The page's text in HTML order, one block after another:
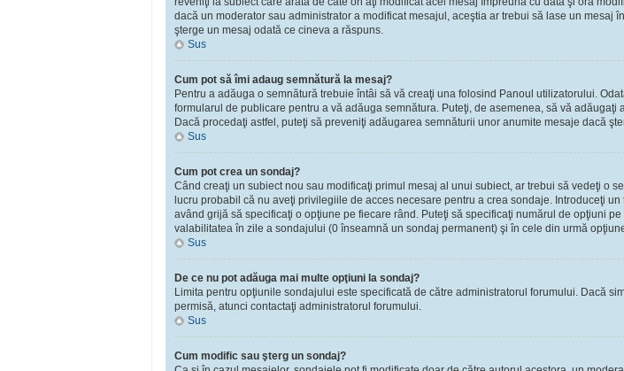
dacă un moderator sau administrator a modificat mesajul, aceştia ar trebui să lase un
şterge un mesaj odată ce cineva a răspuns.
Sus
Cum pot să îmi adaug semnătură la mesaj?
Pentru a adăuga o semnătură trebuie întâi să vă creaţi una folosind Panoul utilizatorului.
formularul de publicare pentru a vă adăuga semnătura. Puteţi, de asemenea, să vă
Dacă procedaţi astfel, puteţi să preveniţi adăugarea semnăturii unor anumite mesaje dacă
Sus
Cum pot crea un sondaj?
Când creaţi un subiect nou sau modificaţi primul mesaj al unui subiect, ar trebui să vedeţi o
lucru probabil că nu aveţi privilegiile de acces necesare pentru a crea sondaje. Introduceţi
având grijă să specificaţi o opţiune pe fiecare rând. Puteţi să specificaţi numărul de opţiuni
valabilitatea în zile a sondajului (0 înseamnă un sondaj permanent) şi în cele din urmă
Sus
De ce nu pot adăuga mai multe opţiuni la sondaj?
Limita pentru opţiunile sondajului este specificată de către administratorul forumului. Dacă
permisă, atunci contactaţi administratorul forumului.
Sus
Cum modific sau şterg un sondaj?